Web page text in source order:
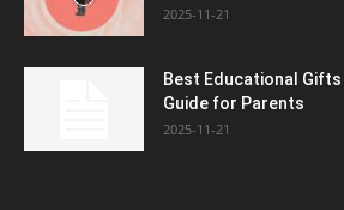
2025-11-21
Best Educational
Guide for Parents
2025-11-21